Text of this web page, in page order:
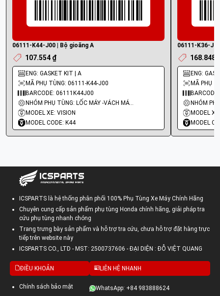
06111-K44-J00 | Bộ gioăng A
107.554 ₫
ENG: GASKET KIT | A
MÃ PHỤ TÙNG: 06111-K44-J00
BARCODE: 06111K44J00
NHÓM PHỤ TÙNG: LỐC MÁY -VÁCH MÁY - GIOĂNG MÁY
MODEL XE: VISION
MODEL CODE: K44
06111-K36-
168.848
ENG:
MÃ PHỤ
MODEL
MODEL
ICSPARTS là hệ thống phân phối 100% Phụ Tùng Xe Máy Chính Hãng
Chuyên cung cấp sản phẩm phụ tùng Honda chính hãng, giải pháp tra
cứu phụ tùng nhanh chóng
Trang trưng bày sản phẩm và hỗ trợ tra cứu, chưa hỗ trợ đặt hàng trực
tiếp trên website này
ICSPARTS CO., LTD - MST: 2500737606 - ĐẠI DIỆN : ĐỖ VIỆT QUANG
ĐIỀU KHOẢN
Chính sách bảo mật
LIÊN HỆ NHANH
WhatsApp: +84 983888624